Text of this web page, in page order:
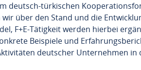
deutsch-türkischen
über den Stand und die
F+E-Tätigkeit werden hierbei
Beispiele und
deutscher Unternehmen in